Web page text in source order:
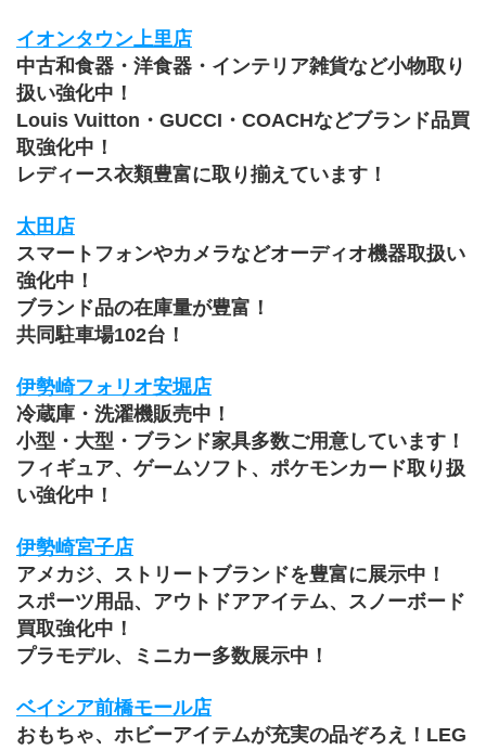
イオンタウン上里店
中古和食器・洋食器・インテリア雑貨など小物取り
扱い強化中！
Louis Vuitton・GUCCI・COACHなどブランド品買
取強化中！
レディース衣類豊富に取り揃えています！
太田店
スマートフォンやカメラなどオーディオ機器取扱い
強化中！
ブランド品の在庫量が豊富！
共同駐車場102台！
伊勢崎フォリオ安堀店
冷蔵庫・洗濯機販売中！
小型・大型・ブランド家具多数ご用意しています！
﻿フィギュア、ゲームソフト、ポケモンカード取り扱
い強化中！
伊勢崎宮子店
アメカジ、ストリートブランドを豊富に展示中！
スポーツ用品、アウトドアアイテム、スノーボード
買取強化中！
プラモデル、ミニカー多数展示中！
ベイシア前橋モール店
おもちゃ、ホビーアイテムが充実の品ぞろえ！LEG